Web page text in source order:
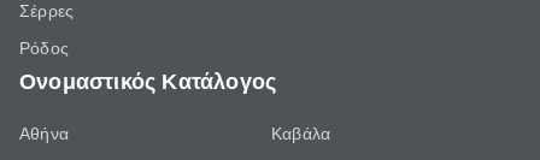
Σέρρες
Ρόδος
Ονομαστικός Κατάλογος
Αθήνα
Καβάλα